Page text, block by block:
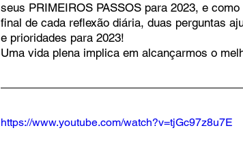
seus PRIMEIROS PASSOS para 2023, e
final de cada reflexão diária, duas perguntas
e prioridades para 2023!
Uma vida plena implica em alcançarmos o
https://www.youtube.com/watch?v=tjGc97z8u7E